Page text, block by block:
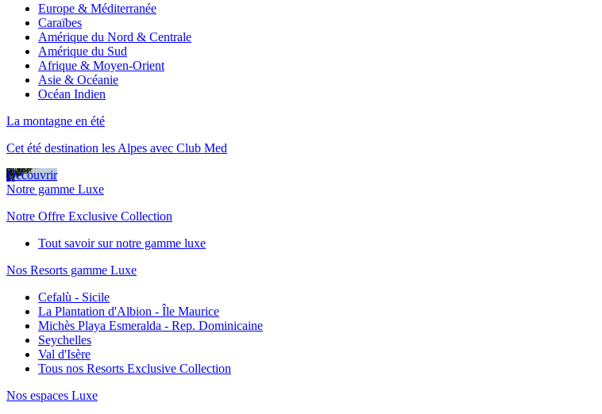
Europe & Méditerranée
Caraïbes
Amérique du Nord & Centrale
Amérique du Sud
Afrique & Moyen-Orient
Asie & Océanie
Océan Indien
La montagne en été
Cet été destination les Alpes avec Club Med
Découvrir
Notre gamme Luxe
Notre Offre Exclusive Collection
Tout savoir sur notre gamme luxe
Nos Resorts gamme Luxe
Cefalù - Sicile
La Plantation d'Albion - Île Maurice
Michès Playa Esmeralda - Rep. Dominicaine
Seychelles
Val d'Isère
Tous nos Resorts Exclusive Collection
Nos espaces Luxe